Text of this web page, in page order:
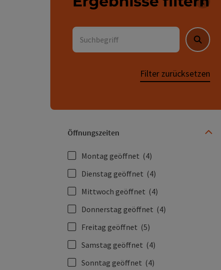
Für
Suchbegriff
Suchen
Filter zurücksetzen
Öffnungszeiten
Montag geöffnet (4)
Dienstag geöffnet (4)
Mittwoch geöffnet (4)
Donnerstag geöffnet (4)
Freitag geöffnet (5)
Samstag geöffnet (4)
Sonntag geöffnet (4)